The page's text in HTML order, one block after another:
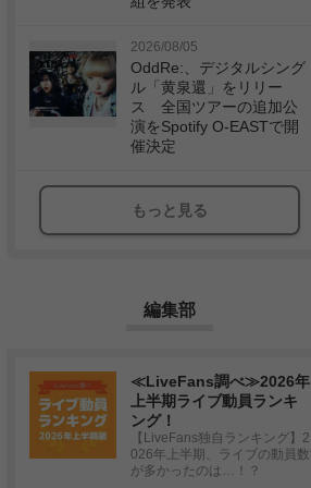
2026/08/05
OddRe:、デジタルシング
ル「黄泉還」をリリー
ス 全国ツアーの追加公
演をSpotify O-EASTで開
催決定
もっと見る
編集部
≪LiveFans調べ≫2026年
上半期ライブ動員ランキ
ング！
【LiveFans独自ランキング】2
026年上半期、ライブの動員数
が多かったのは…！？